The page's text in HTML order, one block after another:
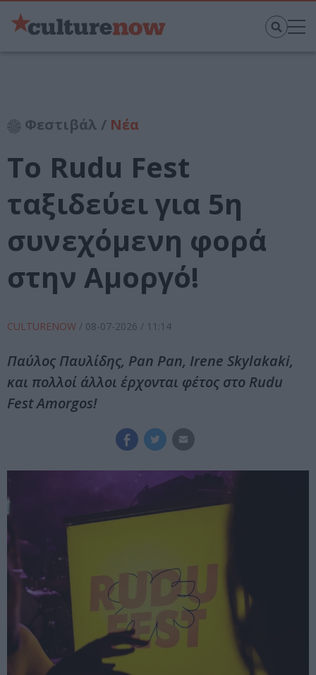
Φεστιβάλ / Νέα
Το Rudu Fest
ταξιδεύει για 5η
συνεχόμενη φορά
στην Αμοργό!
CULTURENOW / 08-07-2026 / 11:14
Παύλος Παυλίδης, Pan Pan, Irene Skylakaki,
και πολλοί άλλοι έρχονται φέτος στο Rudu
Fest Amorgos!